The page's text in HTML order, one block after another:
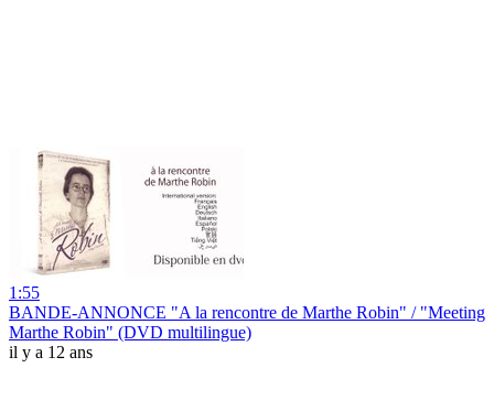
1:55
BANDE-ANNONCE "A la rencontre de Marthe Robin" / "Meeting
Marthe Robin" (DVD multilingue)
il y a 12 ans